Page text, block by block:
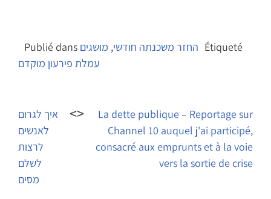
Publié dans החזר משכנתה חודשי, מושגים
Étiqueté
עמלת פירעון מוקדם
de
l’article
איך לגרום
לאנשים
לרצות
לשלם
מסים
La dette publique – Reportage sur
Channel 10 auquel j'ai participé,
consacré aux emprunts et à la voie
vers la sortie de crise